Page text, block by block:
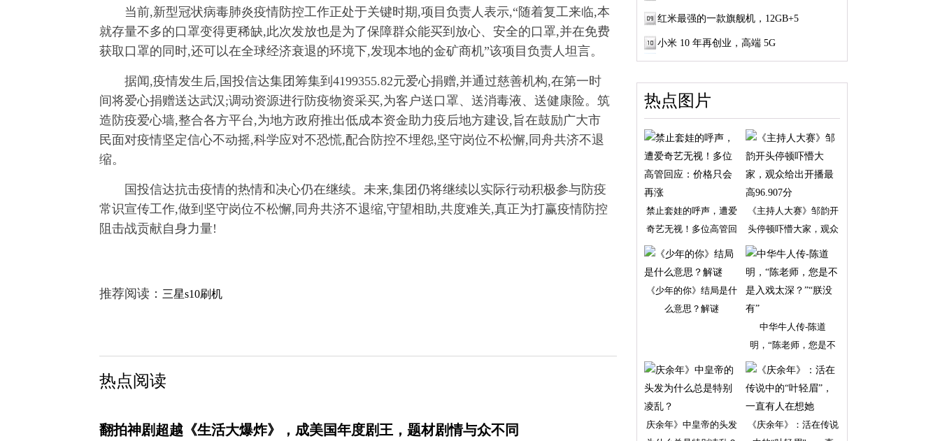
当前,新型冠状病毒肺炎疫情防控工作正处于关键时期,项目负责人表示,“随着复工来临,本
就存量不多的口罩变得更稀缺,此次发放也是为了保障群众能买到放心、安全的口罩,并在免费
获取口罩的同时,还可以在全球经济衰退的环境下,发现本地的金矿商机”该项目负责人坦言。
据闻,疫情发生后,国投信达集团筹集到4199355.82元爱心捐赠,并通过慈善机构,在第一时
间将爱心捐赠送达武汉;调动资源进行防疫物资采买,为客户送口罩、送消毒液、送健康险。筑
造防疫爱心墙,整合各方平台,为地方政府推出低成本资金助力疫后地方建设,旨在鼓励广大市
民面对疫情坚定信心不动摇,科学应对不恐慌,配合防控不埋怨,坚守岗位不松懈,同舟共济不退
缩。
国投信达抗击疫情的热情和决心仍在继续。未来,集团仍将继续以实际行动积极参与防疫
常识宣传工作,做到坚守岗位不松懈,同舟共济不退缩,守望相助,共度难关,真正为打赢疫情防控
阻击战贡献自身力量!
推荐阅读： 三星s10刷机
热点阅读
翻拍神剧超越《生活大爆炸》，成美国年度剧王，题材剧情与众不同
红米最强的一款旗舰机，12GB+5
小米 10 年再创业，高端 5G
热点图片
禁止套娃的呼声，遭爱
奇艺无视！多位高管回
《主持人大赛》邹韵开
头停顿吓懵大家，观众
《少年的你》结局是什
么意思？解谜
中华牛人传-陈道
明，“陈老师，您是不
是入
庆余年》中皇帝的头发
《庆余年》：活在传说